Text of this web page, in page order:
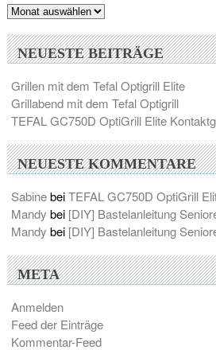
Archiv
NEUESTE BEITRÄGE
Grillen mit dem Tefal Optigrill Elite
Grillabend mit dem Tefal Optigrill
TEFAL GC750D OptiGrill Elite
NEUESTE KOMMENTARE
SabinebeiTEFAL GC750D OptiGrill
Mandy bei [DIY] Bastelanleitung
Mandy bei [DIY] Bastelanleitung
META
Anmelden
Feed der Einträge
Kommentar-Feed